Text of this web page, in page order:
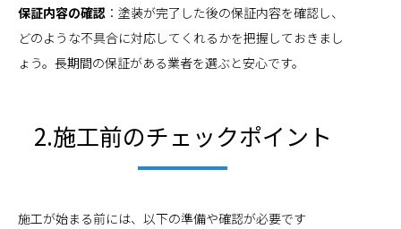
保証内容の確認 ：塗装が完了した後の保証内容を確認し、
どのような不具合に対応してくれるかを把握しておきまし
ょう。長期間の保証がある業者を選ぶと安心です。
2.施工前のチェックポイント
施工が始まる前には、以下の準備や確認が必要です